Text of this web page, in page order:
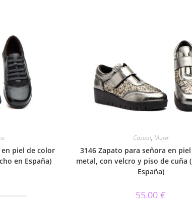
piel de color
en España)
Casual, Mujer
3146 Zapato para señora en
metal, con velcro y piso de cuña
España)
55,00€